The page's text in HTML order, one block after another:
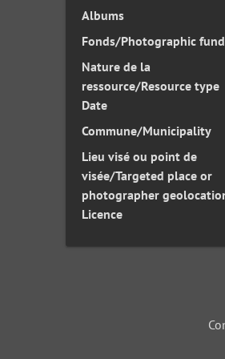
Albums
Fonds/Photographic fund
Nature de la
ressource/Resource type
Date
Commune/Municipality
Lieu visé ou point de
visée/Targeted place or
photographer
Licence